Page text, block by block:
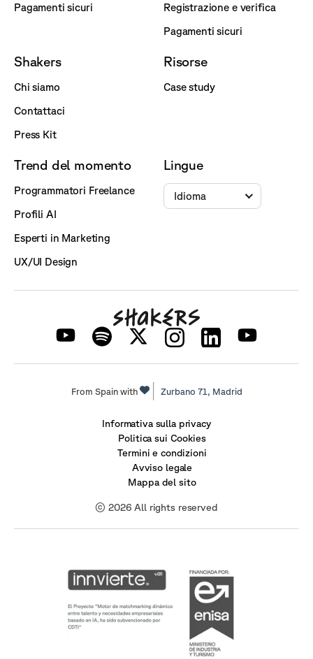
Pagamenti sicuri
Registrazione e verifica
Pagamenti sicuri
Shakers
Chi siamo
Contattaci
Press Kit
Risorse
Case study
Trend del momento
Programmatori Freelance
Profili AI
Esperti in Marketing
UX/UI Design
Lingue
Idioma
From Spain with Zurbano 71, Madrid
Informativa sulla privacy
Politica sui Cookies
Termini e condizioni
Avviso legale
Mappa del sito
© 2026 All rights reserved